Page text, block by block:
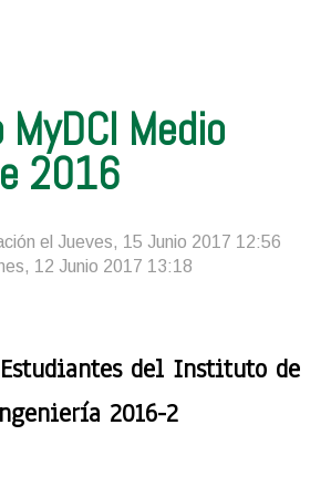
Medio
2016
el Jueves, 15 Junio 2017 12:56
12 Junio 2017 13:18
del Instituto de
2016-2